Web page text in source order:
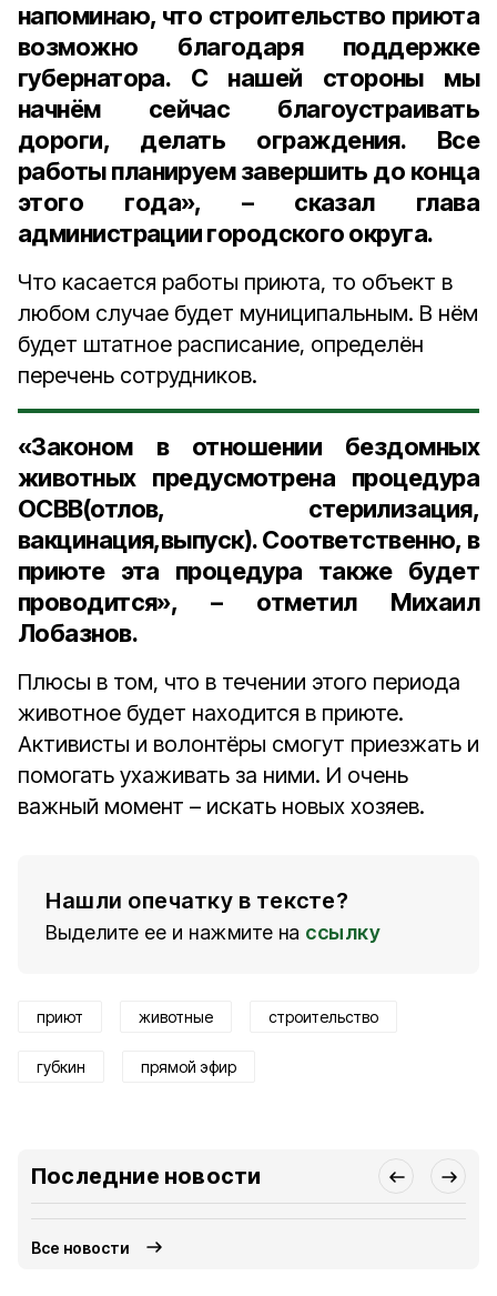
напоминаю, что строительство приюта
возможно благодаря поддержке
губернатора. С нашей стороны мы
начнём сейчас благоустраивать
дороги, делать ограждения. Все
работы планируем завершить до конца
этого года», – сказал глава
администрации городского округа.
Что касается работы приюта, то объект в
любом случае будет муниципальным. В нём
будет штатное расписание, определён
перечень сотрудников.
«Законом в отношении бездомных
животных предусмотрена процедура
ОСВВ(отлов, стерилизация,
вакцинация,выпуск). Соответственно, в
приюте эта процедура также будет
проводится», – отметил Михаил
Лобазнов.
Плюсы в том, что в течении этого периода
животное будет находится в приюте.
Активисты и волонтёры смогут приезжать и
помогать ухаживать за ними. И очень
важный момент – искать новых хозяев.
Нашли опечатку в тексте?
Выделите ее и нажмите на ссылку
приют животные строительство
губкин прямой эфир
Последние новости
Все новости